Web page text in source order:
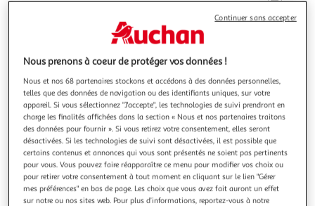
Illustration
précédente
Illustration
suivante
Nous prenons à coeur de protéger vos données !
Nous et nos 68 partenaires stockons et accédons à des données personnelles,
telles que des données de navigation ou des identifiants uniques, sur votre
appareil. Si vous sélectionnez "J'accepte", les technologies de suivi prendront en
charge les finalités affichées dans la section « Nous et nos partenaires traitons
des données pour fournir ». Si vous retirez votre consentement, elles seront
désactivées. Si les technologies de suivi sont désactivées, il est possible que
certains contenus et annonces qui vous sont présentés ne soient pas pertinents
pour vous. Vous pouvez faire réapparaître ce menu pour modifier vos choix ou
pour retirer votre consentement à tout moment en cliquant sur le lien "Gérer
mes préférences" en bas de page. Les choix que vous avez fait auront un effet
sur notre ou nos sites web. Pour plus d’informations, reportez-vous à notre
Continuer sans accepter